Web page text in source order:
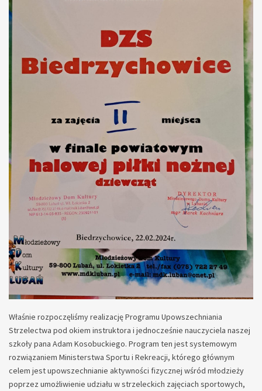
Właśnie rozpoczęliśmy realizację Programu Upowszechniania
Strzelectwa pod okiem instruktora i jednocześnie nauczyciela naszej
szkoły pana Adam Kosobuckiego. Program ten jest systemowym
rozwiązaniem Ministerstwa Sportu i Rekreacji, którego głównym
celem jest upowszechnianie aktywności fizycznej wśród młodzieży
poprzez umożliwienie udziału w strzeleckich zajęciach sportowych,